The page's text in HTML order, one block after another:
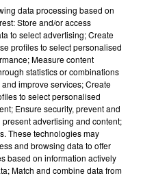
data processing based on
Store and/or access
to select advertising; Create
profiles to select personalised
Measure content
statistics or combinations
improve services; Create
to select personalised
Ensure security, prevent and
advertising and content;
These technologies may
and browsing data to offer
based on information actively
Match and combine data from